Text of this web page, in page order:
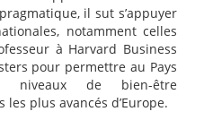
il sut s’appuyer
notamment celles
à Harvard Business
pour permettre au Pays
niveaux de bien-être
plus avancés d’Europe.